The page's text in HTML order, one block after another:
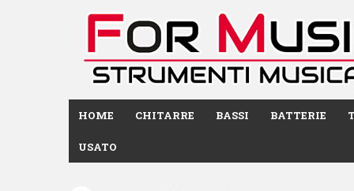
HOME CHITARRE BASSI BATTERIE
USATO